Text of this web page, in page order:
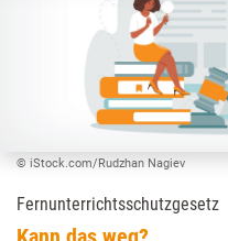
© iStock.com/Rudzhan Nagiev
Fernunterrichtsschutzgesetz